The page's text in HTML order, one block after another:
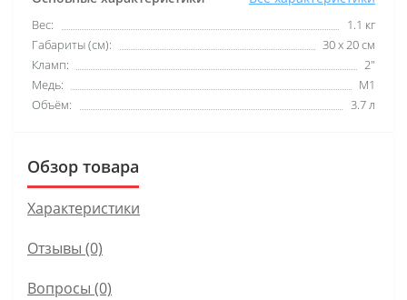
Вес:
1.1 кг
Габариты (см):
30 х 20 см
Кламп:
2"
Медь:
М1
Объём:
3.7 л
Обзор товара
Характеристики
Отзывы (0)
Вопросы (0)